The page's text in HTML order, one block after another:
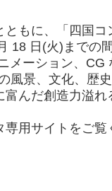
もに、「四国コ
18 日(火)までの
ーション、CG
景、文化、歴
んだ創造力溢
用サイトをご覧